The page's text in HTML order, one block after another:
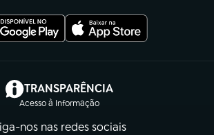
TRANSPARÊNCIA
Acesso à Informação
(abre em nova aba)
nos nas redes sociais